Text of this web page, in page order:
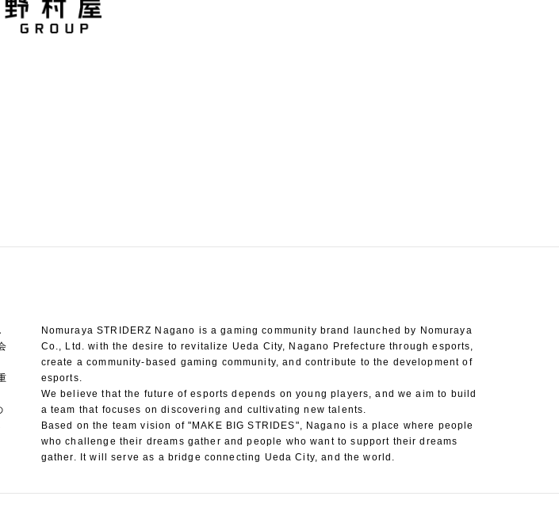
Nomuraya STRIDERZ Nagano is a gaming community brand launched by Nomuraya
Co., Ltd. with the desire to revitalize Ueda City, Nagano Prefecture through esports,
create a community-based gaming community, and contribute to the development of
esports.
We believe that the future of esports depends on young players, and we aim to build
a team that focuses on discovering and cultivating new talents.
Based on the team vision of "MAKE BIG STRIDES", Nagano is a place where people
who challenge their dreams gather and people who want to support their dreams
gather. It will serve as a bridge connecting Ueda City, and the world.